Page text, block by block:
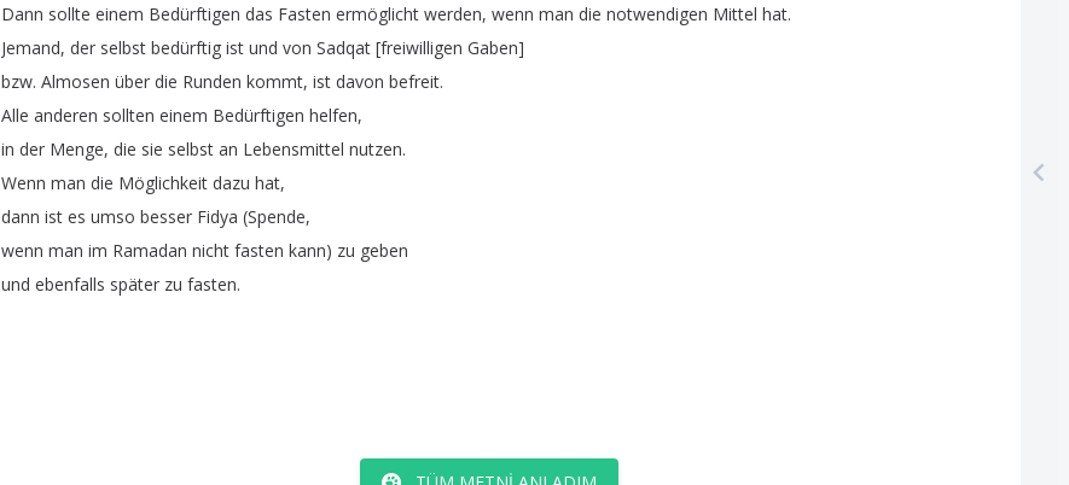
Dann sollte einem Bedürftigen das Fasten ermöglicht werden, wenn man die notwendigen Mittel hat.
Jemand, der selbst bedürftig ist und von Sadqat [freiwilligen Gaben]
bzw. Almosen über die Runden kommt, ist davon befreit.
Alle anderen sollten einem Bedürftigen helfen,
in der Menge, die sie selbst an Lebensmittel nutzen.
Wenn man die Möglichkeit dazu hat,
dann ist es umso besser Fidya (Spende,
wenn man im Ramadan nicht fasten kann) zu geben
und ebenfalls später zu fasten.